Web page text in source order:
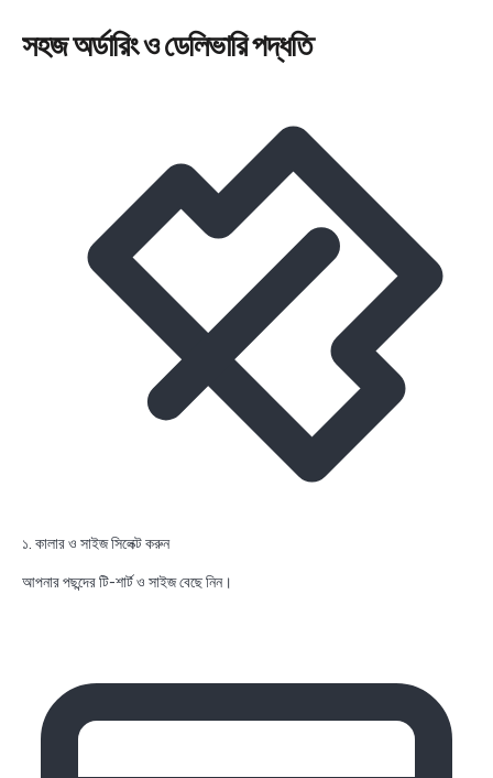
সহজঅর্ডারিংও ডেলিভারি পদ্ধতি
১. কালার ও সাইজ সিলেক্ট করুন
আপনার পছন্দের টি-শার্ট ও সাইজ বেছে নিন।